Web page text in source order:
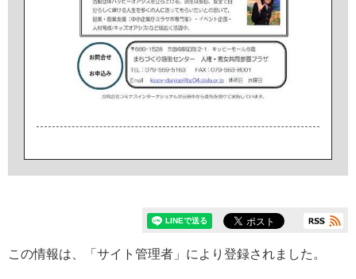
この情報は、「サイト管理者」により登録されました。